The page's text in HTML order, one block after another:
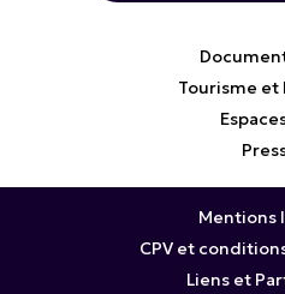
Tourisme et
Mentions
CPV et
Liens et